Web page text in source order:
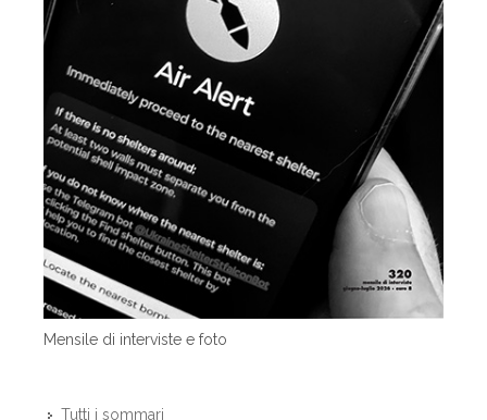
Mensile di interviste e foto
Tutti i sommari